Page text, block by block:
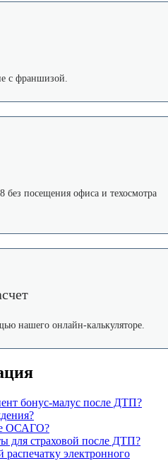
с франшизой.
посещения офиса и техосмотра
нашего онлайн-калькуляторе.
бонус-малус после ДТП?
ОСАГО?
для страховой после ДТП?
электронного